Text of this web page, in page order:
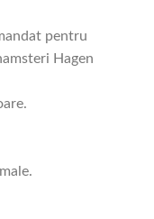
pentru
Hagen